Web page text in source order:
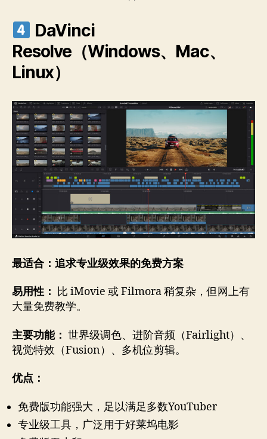
DaVinci
Resolve（Windows、Mac、
Linux）
最适合：追求专业级效果的免费方案
易用性：
比 iMovie 或 Filmora 稍复杂，但网上有
大量免费教学。
主要功能： 世界级调色、进阶音频（Fairlight）、
视觉特效（Fusion）、多机位剪辑。
优点：
免费版功能强大，足以满足多数YouTuber
专业级工具，广泛用于好莱坞电影